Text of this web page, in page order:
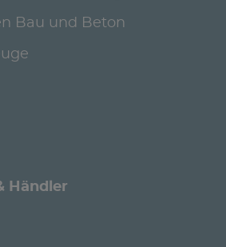
Bau und Beton
Händler